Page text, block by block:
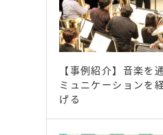
【事例紹介】音楽を
ミュニケーションを
げる